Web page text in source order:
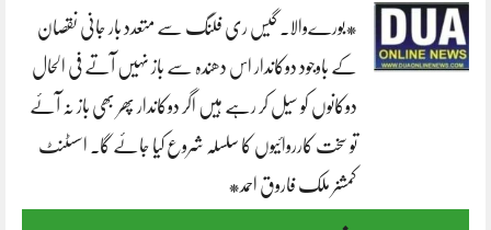
*بورےوالا. گیس ری فلنگ سے متعدد بار جانی نقصان
کے باوجود دوکاندار اس دھندہ سے باز نہیں آتے فی الحال
دوکانوں کو سیل کر رہے ہیں اگر دوکاندار پھر بھی باز نہ آئے
تو سخت کارروائیوں کا سلسلہ شروع کیا جائے گا. اسسٹنٹ
کمشنر ملک فاروق احمد*